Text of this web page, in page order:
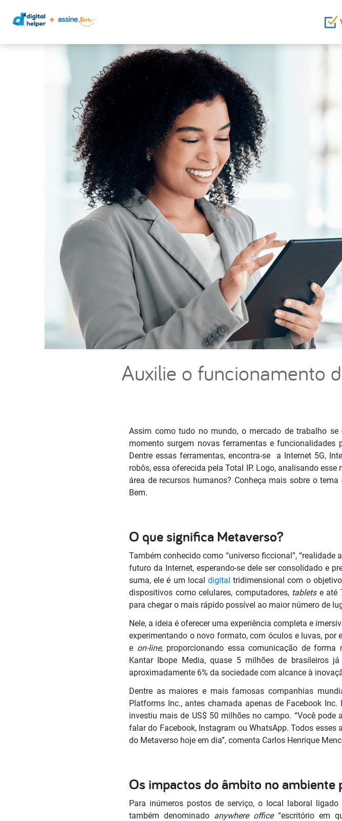
Auxilie o funcionamento
Assim como tudo no mundo, o mercado de trabalho
momento surgem novas ferramentas e funcionalidades
Dentre essas ferramentas, encontra-se a Internet 5G,
robôs, essa oferecida pela Total IP. Logo, analisando
área de recursos humanos? Conheça mais sobre o
Bem.
O que significa Metaverso?
Também conhecido como “universo ficcional”, “realidade
futuro da Internet, esperando-se dele ser consolidado e
suma, ele é um local digital tridimensional com o
dispositivos como celulares, computadores, tablets e até
para chegar o mais rápido possível ao maior número de
Nele, a ideia é oferecer uma experiência completa e
experimentando o novo formato, com óculos e luvas,
e on-line, proporcionando essa comunicação de
Kantar Ibope Media, quase 5 milhões de brasileiros
aproximadamente 6% da sociedade com alcance à
Dentre as maiores e mais famosas companhias
Platforms Inc., antes chamada apenas de Facebook
investiu mais de US$ 50 milhões no campo. “Você
falar do Facebook, Instagram ou WhatsApp. Todos
do Metaverso hoje em dia”, comenta Carlos Henrique
Os impactos do âmbito no ambiente
Para inúmeros postos de serviço, o local laboral
também denominado anywhere office“escritório em